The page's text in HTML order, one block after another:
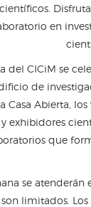
en
del CICiM se
de
Casa Abierta,
exhibidores
que
se atenderán
limitados.